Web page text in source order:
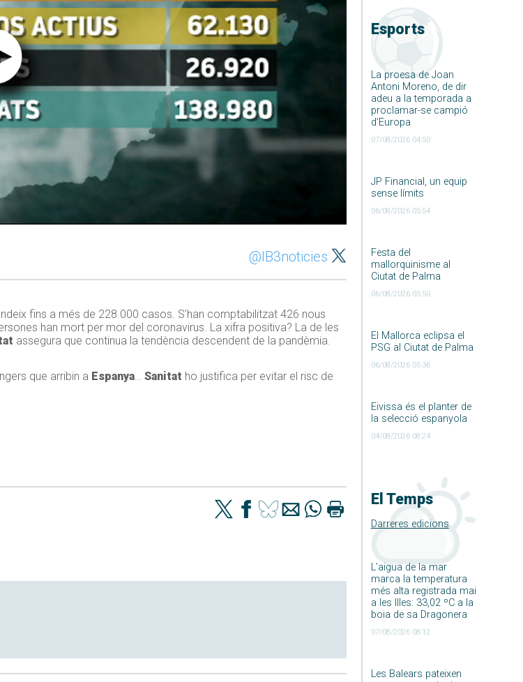
Esports
La proesa de Joan
Antoni Moreno, de dir
adeu a la temporada a
proclamar-se campió
d’Europa
07/08/2026 04:50
JP Financial, un equip
sense límits
06/08/2026 05:54
Festa del
mallorquinisme al
Ciutat de Palma
06/08/2026 05:50
El Mallorca eclipsa el
PSG al Ciutat de Palma
06/08/2026 05:36
Eivissa és el planter de
la selecció espanyola
04/08/2026 08:24
El Temps
Darreres edicions
L’aigua de la mar
marca la temperatura
més alta registrada mai
a les Illes: 33,02 ºC a la
boia de sa Dragonera
07/08/2026 08:12
Les Balears pateixen
@IB3noticies
fins a més de 228.000 casos. S’han comptabilitzat 426 nous
han mort per mor del coronavirus. La xifra positiva? La de les
assegura que continua la tendència descendent de la pandèmia.
que arribin a Espanya… Sanitat ho justifica per evitar el risc de